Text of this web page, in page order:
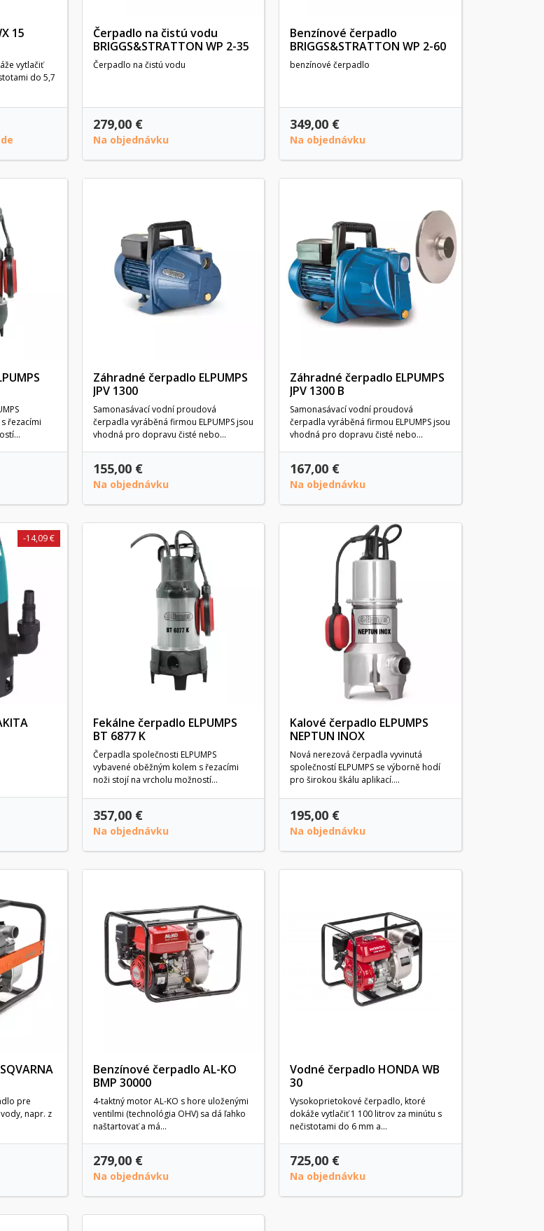
15
vytlačiť
do 5,7
Čerpadlo na čistú vodu
BRIGGS&STRATTON WP 2-35
Čerpadlo na čistú vodu
279,00 €
Na objednávku
Benzínové čerpadlo
BRIGGS&STRATTON WP 2-60
benzínové čerpadlo
349,00 €
Na objednávku
řezacími
Záhradné čerpadlo ELPUMPS
JPV 1300
Samonasávací vodní proudová
čerpadla vyráběná firmou ELPUMPS jsou
vhodná pro dopravu čisté nebo...
155,00 €
Na objednávku
Záhradné čerpadlo ELPUMPS
JPV 1300 B
Samonasávací vodní proudová
čerpadla vyráběná firmou ELPUMPS jsou
vhodná pro dopravu čisté nebo...
167,00 €
Na objednávku
-14,09 €
Fekálne čerpadlo ELPUMPS
BT 6877 K
Čerpadla společnosti ELPUMPS
vybavené oběžným kolem s řezacími
noži stojí na vrcholu možností...
357,00 €
Na objednávku
Kalové čerpadlo ELPUMPS
NEPTUN INOX
Nová nerezová čerpadla vyvinutá
společností ELPUMPS se výborně hodí
pro širokou škálu aplikací....
195,00 €
Na objednávku
pre
napr. z
Benzínové čerpadlo AL-KO
BMP 30000
4-taktný motor AL-KO s hore uloženými
ventilmi (technológia OHV) sa dá ľahko
naštartovať a má...
279,00 €
Na objednávku
Vodné čerpadlo HONDA WB
30
Vysokoprietokové čerpadlo, ktoré
dokáže vytlačiť 1 100 litrov za minútu s
nečistotami do 6 mm a...
725,00 €
Na objednávku